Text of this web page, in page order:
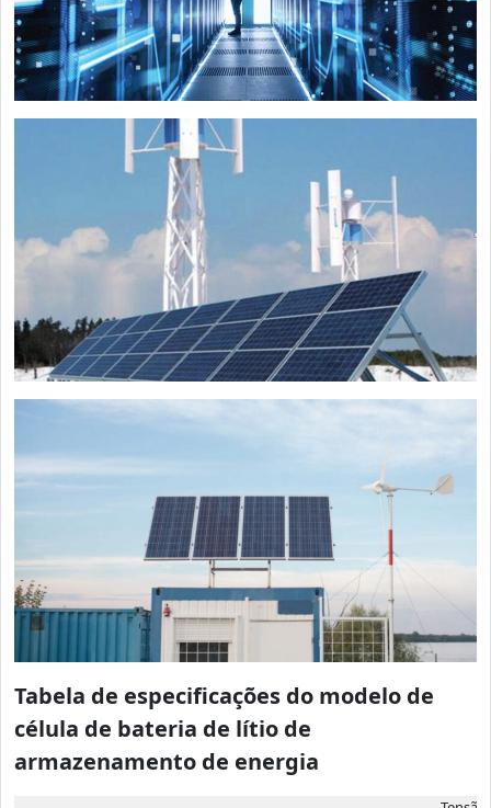
Tabela de especificações do modelo de
célula de bateria de lítio de
armazenamento de energia